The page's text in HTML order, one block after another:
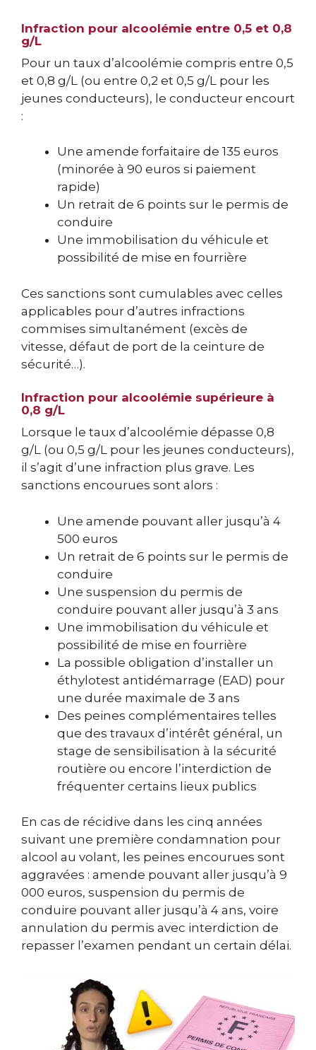
Infraction pour alcoolémie entre 0,5 et 0,8
g/L
Pour un taux d’alcoolémie compris entre 0,5
et 0,8 g/L (ou entre 0,2 et 0,5 g/L pour les
jeunes conducteurs), le conducteur encourt
:
Une amende forfaitaire de 135 euros
(minorée à 90 euros si paiement
rapide)
Un retrait de 6 points sur le permis de
conduire
Une immobilisation du véhicule et
possibilité de mise en fourrière
Ces sanctions sont cumulables avec celles
applicables pour d’autres infractions
commises simultanément (excès de
vitesse, défaut de port de la ceinture de
sécurité…).
Infraction pour alcoolémie supérieure à
0,8 g/L
Lorsque le taux d’alcoolémie dépasse 0,8
g/L (ou 0,5 g/L pour les jeunes conducteurs),
il s’agit d’une infraction plus grave. Les
sanctions encourues sont alors :
Une amende pouvant aller jusqu’à 4
500 euros
Un retrait de 6 points sur le permis de
conduire
Une suspension du permis de
conduire pouvant aller jusqu’à 3 ans
Une immobilisation du véhicule et
possibilité de mise en fourrière
La possible obligation d’installer un
éthylotest antidémarrage (EAD) pour
une durée maximale de 3 ans
Des peines complémentaires telles
que des travaux d’intérêt général, un
stage de sensibilisation à la sécurité
routière ou encore l’interdiction de
fréquenter certains lieux publics
En cas de récidive dans les cinq années
suivant une première condamnation pour
alcool au volant, les peines encourues sont
aggravées : amende pouvant aller jusqu’à 9
000 euros, suspension du permis de
conduire pouvant aller jusqu’à 4 ans, voire
annulation du permis avec interdiction de
repasser l’examen pendant un certain délai.